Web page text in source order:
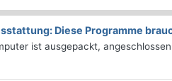
Diese Programme
ist ausgepackt,